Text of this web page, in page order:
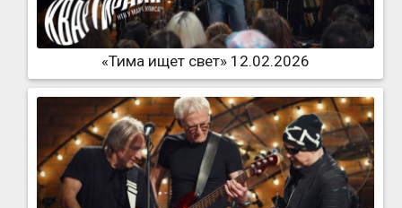
«Тима ищет свет» 12.02.2026